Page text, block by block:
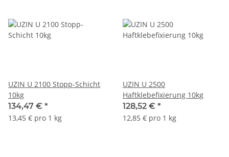
UZIN U 2100 Stopp-Schicht
10kg
134,47 € *
13,45 € pro 1 kg
UZIN U 2500
Haftklebefixierung 10kg
128,52 € *
12,85 € pro 1 kg